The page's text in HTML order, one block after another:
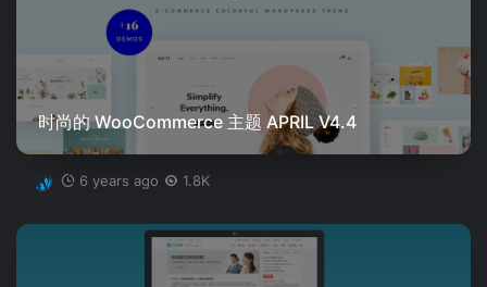
时尚的 WooCommerce 主题 APRIL V4.4
6 years ago 1.8K